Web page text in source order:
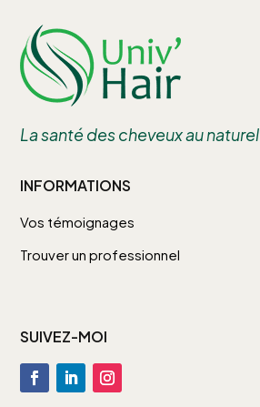
La santé des cheveux au naturel
INFORMATIONS
Vos témoignages
Trouver un professionnel
SUIVEZ-MOI